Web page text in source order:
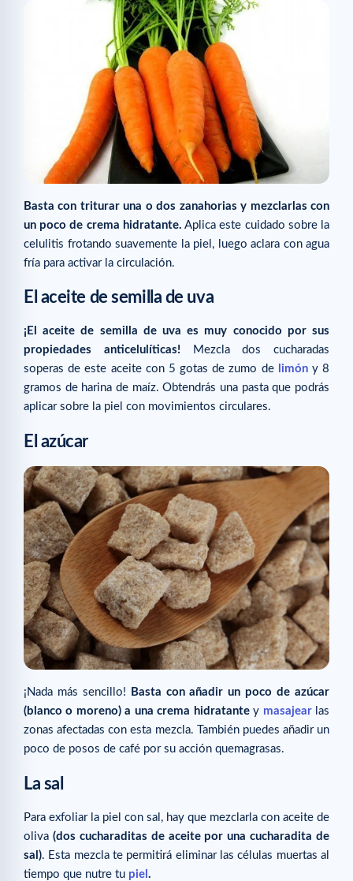
Basta con triturar una o dos zanahorias y mezclarlas con
un poco de crema hidratante. Aplica este cuidado sobre la
celulitis frotando suavemente la piel, luego aclara con agua
fría para activar la circulación.
El aceite de semilla de uva
¡El aceite de semilla de uva es muy conocido por sus
propiedades anticelulíticas!Mezcla dos cucharadas
soperas de este aceite con 5 gotas de zumo de limóny 8
gramos de harina de maíz. Obtendrás una pasta que podrás
aplicar sobre la piel con movimientos circulares.
El azúcar
¡Nada más sencillo!
Basta con añadir un poco de azúcar
(blanco o moreno) a una crema hidratantey masajearlas
zonas afectadas con esta mezcla. También puedes añadir un
poco de posos de café por su acción quemagrasas.
La sal
Para exfoliar la piel con sal, hay que mezclarla con aceite de
oliva (dos cucharaditas de aceite por una cucharadita de
sal). Esta mezcla te permitirá eliminar las células muertas al
tiempo que nutre tu piel .